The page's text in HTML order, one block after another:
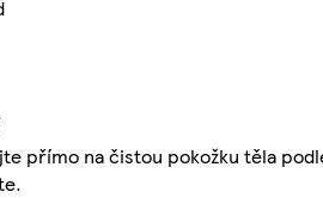
přímo na čistou pokožku těla